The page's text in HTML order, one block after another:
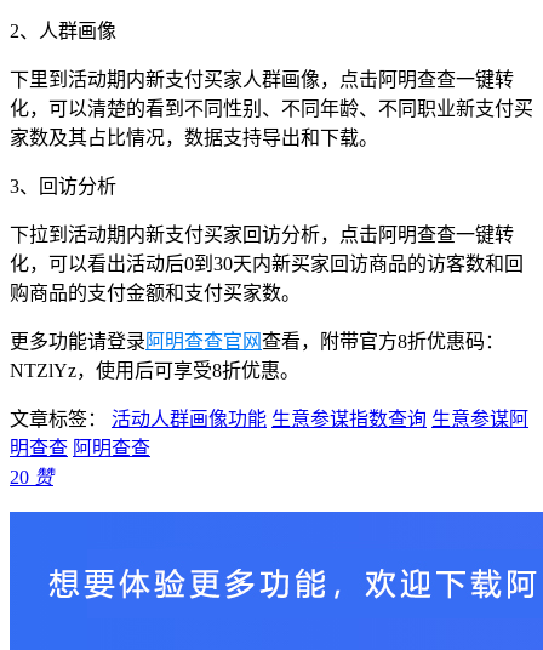
2、人群画像
下里到活动期内新支付买家人群画像，点击阿明查查一键转
化，可以清楚的看到不同性别、不同年龄、不同职业新支付买
家数及其占比情况，数据支持导出和下载。
3、回访分析
下拉到活动期内新支付买家回访分析，点击阿明查查一键转
化，可以看出活动后0到30天内新买家回访商品的访客数和回
购商品的支付金额和支付买家数。
更多功能请登录 阿明查查官网查看，附带官方8折优惠码：
NTZlYz，使用后可享受8折优惠。
文章标签： 活动人群画像功能 生意参谋指数查询 生意参谋阿
明查查 阿明查查
20 赞